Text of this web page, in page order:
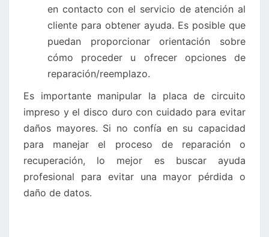
en contacto con el servicio de atención al
cliente para obtener ayuda. Es posible que
puedan proporcionar orientación sobre
cómo proceder u ofrecer opciones de
reparación/reemplazo.
Es importante manipular la placa de circuito
impreso y el disco duro con cuidado para evitar
daños mayores. Si no confía en su capacidad
para manejar el proceso de reparación o
recuperación, lo mejor es buscar ayuda
profesional para evitar una mayor pérdida o
daño de datos.